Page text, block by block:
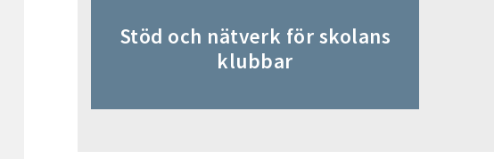
Stöd och nätverk för skolans
klubbar